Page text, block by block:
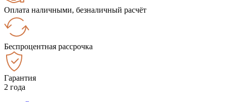
Оплата наличными, безналичный расчёт
Беспроцентная рассрочка
Гарантия
2 года